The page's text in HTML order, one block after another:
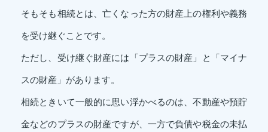
そもそも相続とは、亡くなった方の財産上の権利や義務
を受け継ぐことです。
ただし、受け継ぐ財産には「プラスの財産」と「マイナ
スの財産」があります。
相続ときいて一般的に思い浮かべるのは、不動産や預貯
金などのプラスの財産ですが、一方で負債や税金の未払